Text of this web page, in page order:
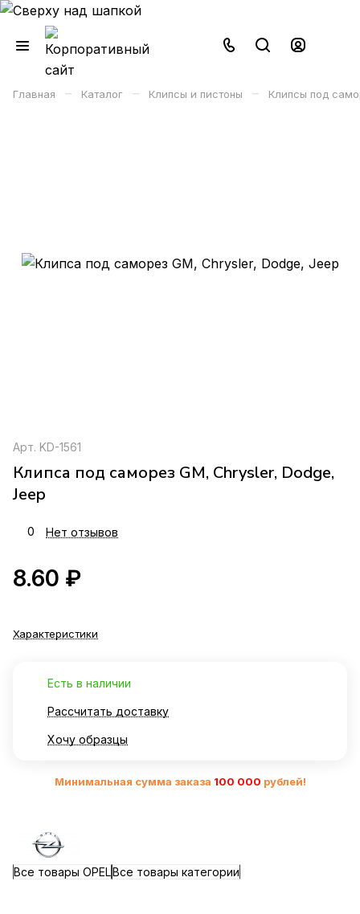
Главная – Каталог – Клипсы и пистоны – Клипсы под
Арт. KD-1561
Клипса под саморез GM, Chrysler, Dodge,
Jeep
0 Нет отзывов
8.60 ₽
Характеристики
Есть в наличии
Рассчитать доставку
Хочу образцы
Минимальная сумма заказа 100 000 рублей!
Все товары OPELВсе товары категории